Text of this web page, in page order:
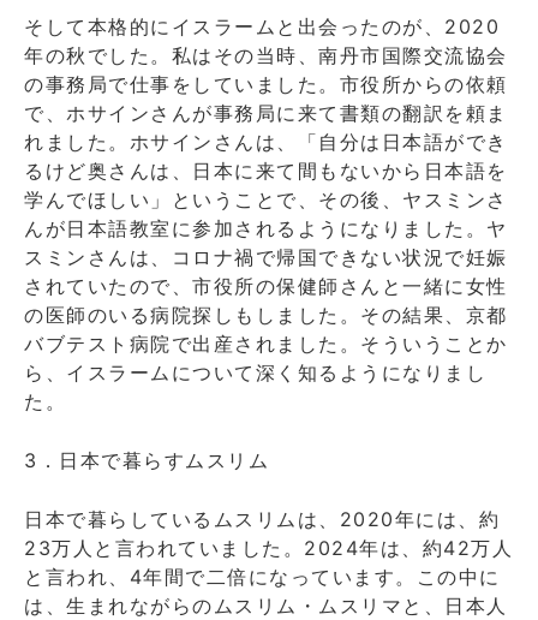
そして本格的にイスラームと出会ったのが、2020
年の秋でした。私はその当時、南丹市国際交流協会
の事務局で仕事をしていました。市役所からの依頼
で、ホサインさんが事務局に来て書類の翻訳を頼ま
れました。ホサインさんは、「自分は日本語ができ
るけど奥さんは、日本に来て間もないから日本語を
学んでほしい」ということで、その後、ヤスミンさ
んが日本語教室に参加されるようになりました。ヤ
スミンさんは、コロナ禍で帰国できない状況で妊娠
されていたので、市役所の保健師さんと一緒に女性
の医師のいる病院探しもしました。その結果、京都
バブテスト病院で出産されました。そういうことか
ら、イスラームについて深く知るようになりまし
た。
3．日本で暮らすムスリム
日本で暮らしているムスリムは、2020年には、約
23万人と言われていました。2024年は、約42万人
と言われ、4年間で二倍になっています。この中に
は、生まれながらのムスリム・ムスリマと、日本人